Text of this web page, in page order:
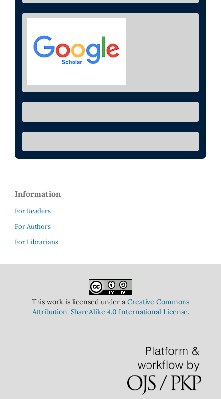
Information
For Readers
For Authors
For Librarians
This work is licensed under a Creative Commons
Attribution-ShareAlike 4.0 International License.